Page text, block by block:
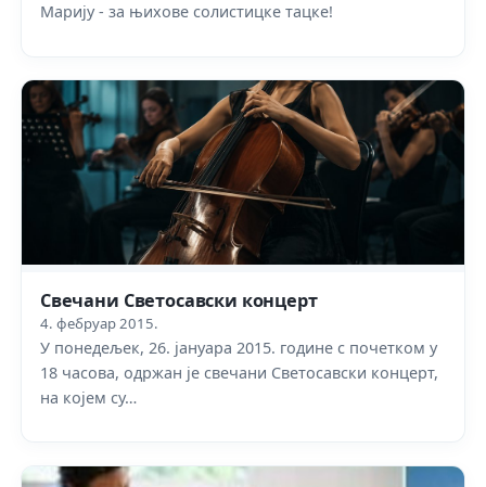
Марију - за њихове солистицке тацке!
Свечани Светосавски концерт
4. фебруар 2015.
У понедељек, 26. јануара 2015. године с почетком у
18 часова, одржан је свечани Светосавски концерт,
на којем су…